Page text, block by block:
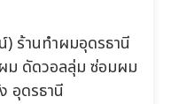
ร้านทำผมอุดรธานี
ม ดัดวอลลุ่ม ซ่อมผม
อุดรธานี